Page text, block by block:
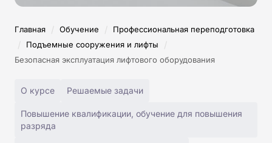
Главная / Обучение / Профессиональная переподготовка
/ Подъемные сооружения и лифты /
Безопасная эксплуатация лифтового оборудования
О курсе Решаемые задачи
Повышение квалификации, обучение для повышения
разряда